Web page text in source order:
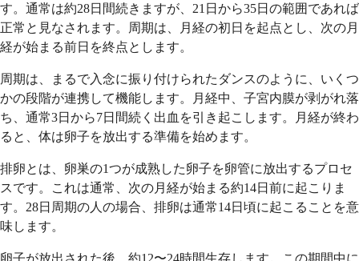
す。通常は約28日間続きますが、21日から35日の範囲であれば
正常と見なされます。周期は、月経の初日を起点とし、次の月
経が始まる前日を終点とします。
周期は、まるで入念に振り付けられたダンスのように、いくつ
かの段階が連携して機能します。月経中、子宮内膜が剥がれ落
ち、通常3日から7日間続く出血を引き起こします。月経が終わ
ると、体は卵子を放出する準備を始めます。
排卵とは、卵巣の1つが成熟した卵子を卵管に放出するプロセ
スです。これは通常、次の月経が始まる約14日前に起こりま
す。28日周期の人の場合、排卵は通常14日頃に起こることを意
味します。
卵子が放出された後、約12〜24時間生存します。この期間中に